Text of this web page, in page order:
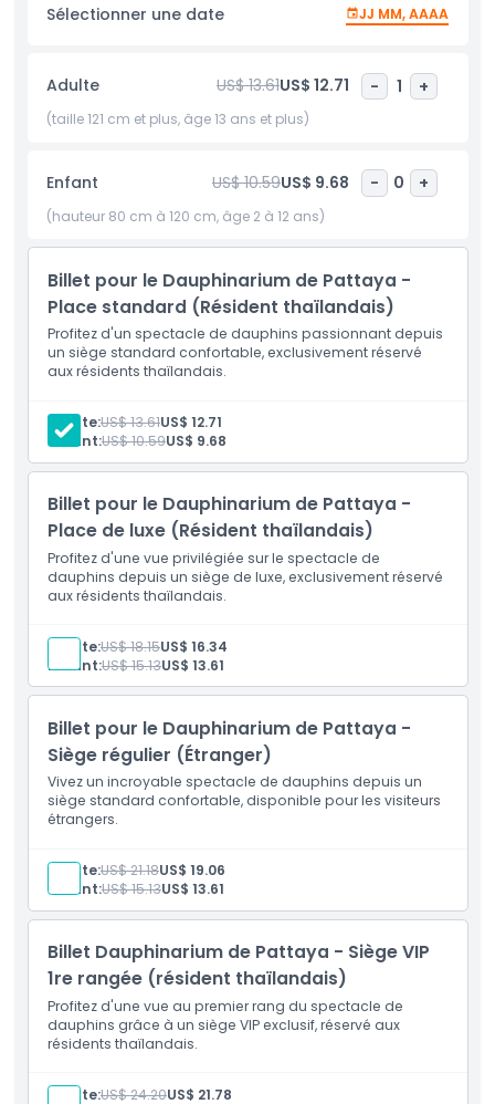
de joie. L'intelligence et le charme des animaux vous
Les enfants seront particulièrement ravis de voir les
dauphins amicaux exécuter des tours juste devant eux. La
c'est un souvenir qu'ils chériront pour toujours. L'expérience
interactive vous permet de vous rapprocher de ces
créatures merveilleuses, en faisant une aventure
véritablement magique pour les enfants comme pour les
adultes.
Le Dauphinarium de Pattaya offre une sortie familiale
parfaite où amusement et apprentissage vont de pair.
Vous quitterez le spectacle avec une énergie positive et un
pour en profiter davantage ! Ne manquez pas cette
occasion de vivre la magie des dauphins et des phoques —
c'est une journée de bonheur, d'émerveillement et de
moments inoubliables au Dauphinarium de Pattaya.
Points forts
Politique enfant/adulte
Exclus
Heures d'ouverture
À savoir
Comment échanger
Sélectionner une date JJ MM, AAAA
Adulte US$ 13.61US$ 12.71 - 1 +
(taille 121 cm et plus, âge 13 ans et plus)
Enfant US$ 10.59US$ 9.68 - 0 +
(hauteur 80 cm à 120 cm, âge 2 à 12 ans)
Billet pour le Dauphinarium de Pattaya -
Place standard (Résident thaïlandais)
Profitez d'un spectacle de dauphins passionnant depuis
un siège standard confortable, exclusivement réservé
aux résidents thaïlandais.
Adulte:US$ 13.61US$ 12.71
Enfant:US$ 10.59US$ 9.68
Billet pour le Dauphinarium de Pattaya -
Place de luxe (Résident thaïlandais)
Profitez d'une vue privilégiée sur le spectacle de
dauphins depuis un siège de luxe, exclusivement réservé
aux résidents thaïlandais.
Adulte:US$ 18.15US$ 16.34
Enfant:US$ 15.13US$ 13.61
Billet pour le Dauphinarium de Pattaya -
Siège régulier (Étranger)
Vivez un incroyable spectacle de dauphins depuis un
siège standard confortable, disponible pour les visiteurs
étrangers.
Adulte:US$ 21.18US$ 19.06
Enfant:US$ 15.13US$ 13.61
Billet Dauphinarium de Pattaya - Siège VIP
1re rangée (résident thaïlandais)
Profitez d'une vue au premier rang du spectacle de
dauphins grâce à un siège VIP exclusif, réservé aux
résidents thaïlandais.
Adulte:US$ 24.20US$ 21.78